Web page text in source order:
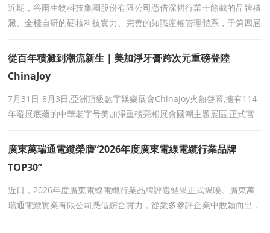
近期，谷雨生物科技集團股份有限公司憑借深耕行業十餘載的品牌積
澱、全棧自研的硬核科技實力、完善的知識産權管理體系，于第四屆
從百年積澱到潮流新生｜美加淨牙膏跨次元重磅登陸
ChinaJoy
7月31日-8月3日,亞洲頂級數字娛樂展會ChinaJoy火熱啓幕,擁有114
年發展底蘊的中華老字号美加淨重磅亮相展會國潮主題展區,正式官
廣東萬瑞通電纜榮膺“2026年度廣東電線電纜行業品牌
TOP30”
近日，2026年度廣東電線電纜行業品牌評選結果正式揭曉。廣東萬
瑞通電纜實業有限公司憑借綜合實力，從衆多參評企業中脫穎而出，